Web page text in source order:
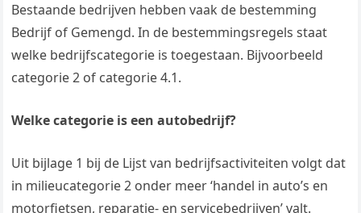
Bestaande bedrijven hebben vaak de bestemming
Bedrijf of Gemengd. In de bestemmingsregels staat
welke bedrijfscategorie is toegestaan. Bijvoorbeeld
categorie 2 of categorie 4.1.
Welke categorie is een autobedrijf?
Uit bijlage 1 bij de Lijst van bedrijfsactiviteiten volgt dat
in milieucategorie 2 onder meer ‘handel in auto’s en
motorfietsen, reparatie- en servicebedrijven’ valt.